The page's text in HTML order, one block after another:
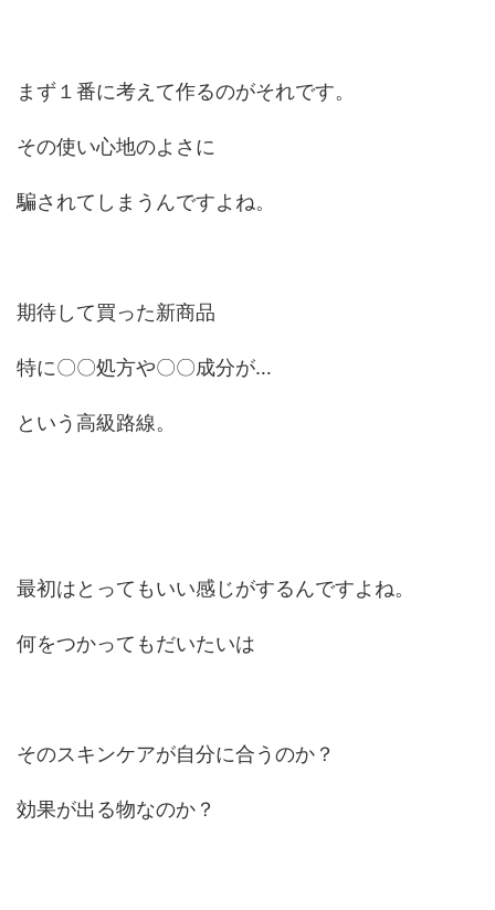
まず１番に考えて作るのがそれです。
その使い心地のよさに
騙されてしまうんですよね。
期待して買った新商品
特に〇〇処方や〇〇成分が…
という高級路線。
最初はとってもいい感じがするんですよね。
何をつかってもだいたいは
そのスキンケアが自分に合うのか？
効果が出る物なのか？